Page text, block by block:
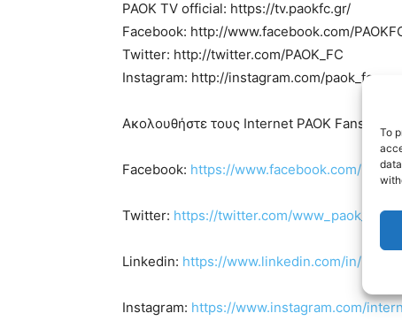
To
PAOK TV official: https://tv.paokfc.gr/
Facebook: http://www.facebook.com/
Twitter: http://twitter.com/PAOK_FC
Instagram: http://instagram.com/paok_fc
Ακολουθήστε τους Internet PAOK Fans στα
Facebook: https://www.facebook.com/
Twitter: https://twitter.com/www_paok_gr
Linkedin: https://www.linkedin.com/in/
Instagram: https://www.instagram.com/